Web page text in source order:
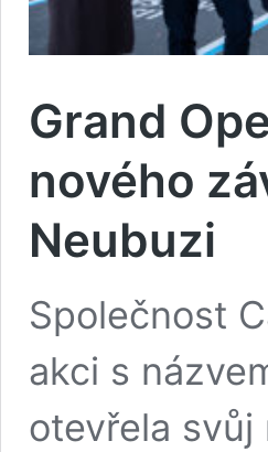
Grand
nového
Neubuzi
Společnost
akci s
otevřela